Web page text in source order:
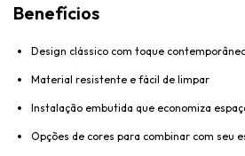
Benefícios
Design clássico com toque
Material resistente e fácil de limpar
Instalação embutida que economiza
Opções de cores para combinar com seu